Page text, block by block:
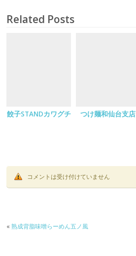
Related Posts
餃子STANDカワグチ つけ麺和仙台支店
コメントは受け付けていません
«熟成背脂味噌らーめん五ノ風